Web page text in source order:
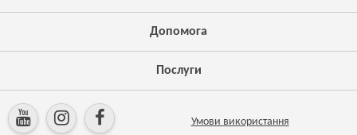
Допомога
Послуги
Умови використання